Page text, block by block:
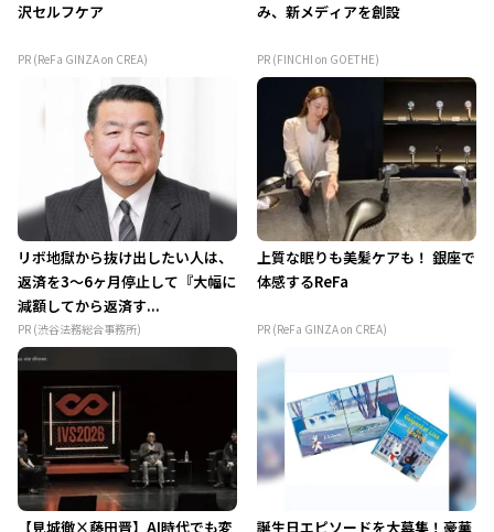
沢セルフケア
PR (ReFa GINZA on CREA)
み、新メディアを創設
PR (FINCHI on GOETHE)
リボ地獄から抜け出したい人は、
返済を3～6ヶ月停止して『大幅に
減額してから返済す...
PR (渋谷法務総合事務所)
上質な眠りも美髪ケアも！ 銀座で
体感するReFa
PR (ReFa GINZA on CREA)
【見城徹×藤田晋】AI時代でも変
誕生日エピソードを大募集！豪華